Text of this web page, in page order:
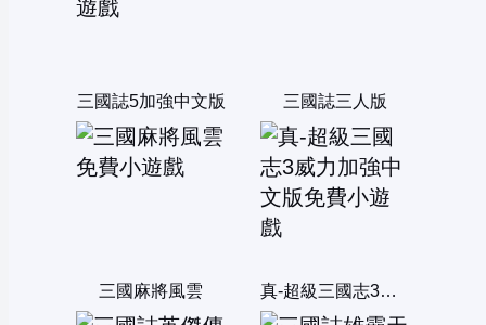
三國誌5加強中文版 三國誌三人版
三國麻將風雲 真-超級三國志3威力加強中文版